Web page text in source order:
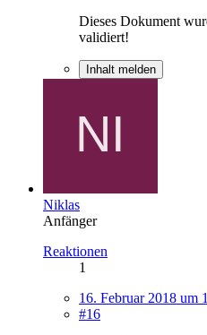
Dieses Dokument
validiert!
Inhalt melden
Niklas
Anfänger
Reaktionen
1
16. Februar 2018 um
#16